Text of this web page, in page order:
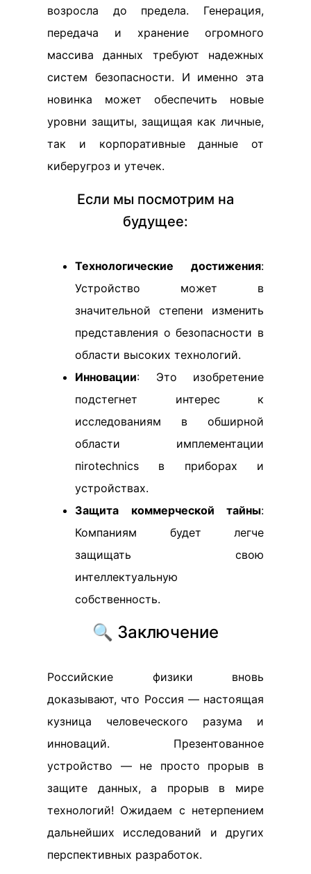
возросла до предела. Генерация,
передача и хранение огромного
массива данных требуют надежных
систем безопасности. И именно эта
новинка может обеспечить новые
уровни защиты, защищая как личные,
так и корпоративные данные от
киберугроз и утечек.
Если мы посмотрим на
будущее:
Технологические достижения:
Устройство может в
значительной степени изменить
представления о безопасности в
области высоких технологий.
Инновации: Это изобретение
подстегнет интерес к
исследованиям в обширной
области имплементации
пirotechnics в приборах и
устройствах.
Защита коммерческой тайны:
Компаниям будет легче
защищать свою
интеллектуальную
собственность.
🔍 Заключение
Российские физики вновь
доказывают, что Россия — настоящая
кузница человеческого разума и
инноваций. Презентованное
устройство — не просто прорыв в
защите данных, а прорыв в мире
технологий! Ожидаем с нетерпением
дальнейших исследований и других
перспективных разработок.